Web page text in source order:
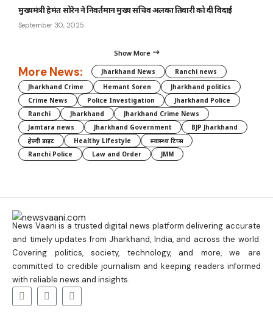
मुख्यमंत्री हेमंत सोरेन ने निवर्तमान मुख्य सचिव अलका तिवारी को दी विदाई
September 30, 2025
Show More
More News: Jharkhand News
Ranchi news
Jharkhand Crime
Hemant Soren
Jharkhand politics
Crime News
Police Investigation
Jharkhand Police
Ranchi
Jharkhand
Jharkhand Crime News
Jamtara news
Jharkhand Government
BJP Jharkhand
हेल्दी डाइट
Healthy Lifestyle
स्वास्थ्य टिप्स
Ranchi Police
Law and Order JMM
News Vaani is a trusted digital news platform delivering accurate
and timely updates from Jharkhand, India, and across the world.
Covering politics, society, technology, and more, we are
committed to credible journalism and keeping readers informed
with reliable news and insights.